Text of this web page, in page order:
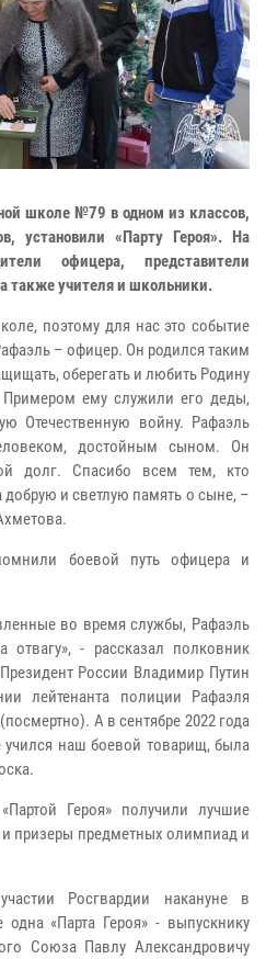
школе №79 в одном из классов,
установили «Парту Героя». На
офицера, представители
также учителя и школьники.
поэтому для нас это событие
– офицер. Он родился таким
оберегать и любить Родину
Примером ему служили его деды,
Отечественную войну. Рафаэль
достойным сыном. Он
долг. Спасибо всем тем, кто
и светлую память о сыне, –
боевой путь офицера и
во время службы, Рафаэль
- рассказал полковник
России Владимир Путин
лейтенанта полиции Рафаэля
А в сентябре 2022 года
наш боевой товарищ, была
Героя» получили лучшие
призеры предметных олимпиад и
Росгвардии накануне в
«Парта Героя» - выпускнику
Союза Павлу Александровичу